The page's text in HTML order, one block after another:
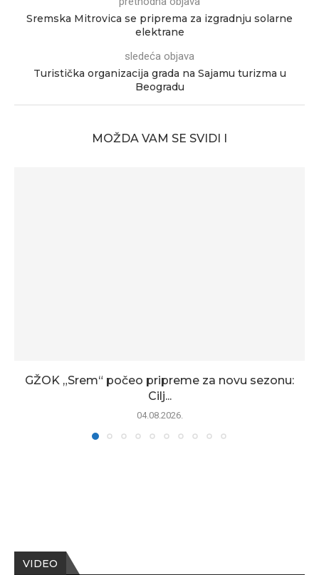
Sremska Mitrovica se priprema za izgradnju solarne
elektrane
sledeća objava
Turistička organizacija grada na Sajamu turizma u
Beogradu
MOŽDA VAM SE SVIDI I
GŽOK „Srem“ počeo pripreme za novu sezonu:
Cilj...
04.08.2026.
VIDEO